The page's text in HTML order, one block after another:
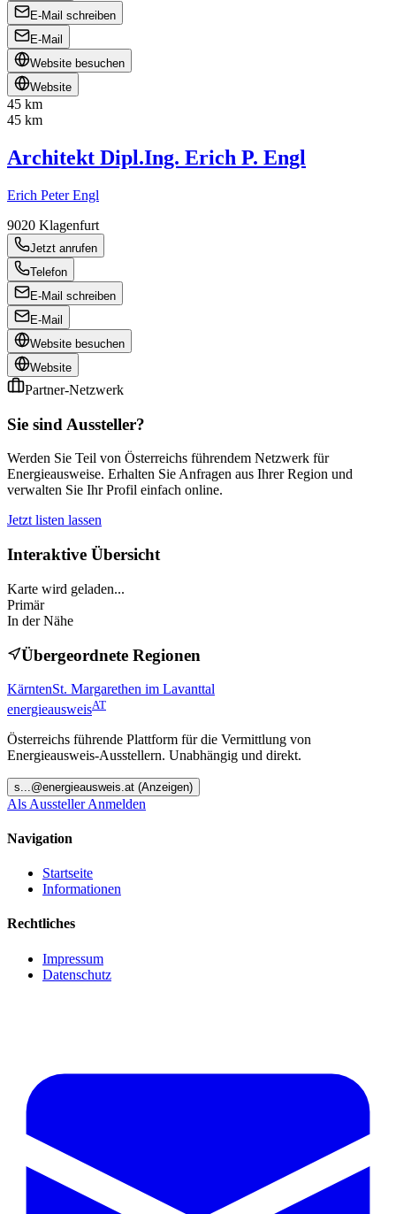
E-Mail schreiben
E-Mail
Website besuchen
Website
45 km
45 km
Architekt Dipl.Ing. Erich P. Engl
Erich Peter Engl
9020 Klagenfurt
Jetzt anrufen
Telefon
E-Mail schreiben
E-Mail
Website besuchen
Website
Partner-Netzwerk
Sie sind Aussteller?
Werden Sie Teil von Österreichs führendem Netzwerk für
Energieausweise. Erhalten Sie Anfragen aus Ihrer Region und
verwalten Sie Ihr Profil einfach online.
Jetzt listen lassen
Interaktive Übersicht
Karte wird geladen...
Primär
In der Nähe
Übergeordnete Regionen
KärntenSt. Margarethen im Lavanttal
energieausweisAT
Österreichs führende Plattform für die Vermittlung von
Energieausweis-Ausstellern. Unabhängig und direkt.
s ...@energieausweis.at (Anzeigen)
Als Aussteller Anmelden
Navigation
Startseite
Informationen
Rechtliches
Impressum
Datenschutz